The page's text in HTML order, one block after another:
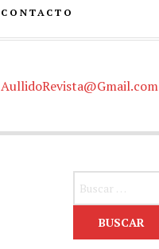
CONTACTO
AullidoRevista@Gmail.com